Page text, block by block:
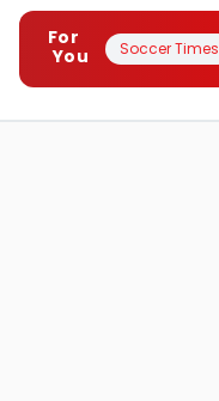
For
You
Soccer Times